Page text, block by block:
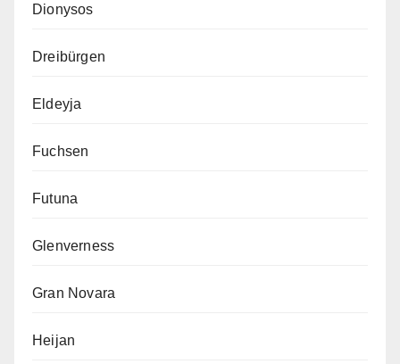
Dionysos
Dreibürgen
Eldeyja
Fuchsen
Futuna
Glenverness
Gran Novara
Heijan